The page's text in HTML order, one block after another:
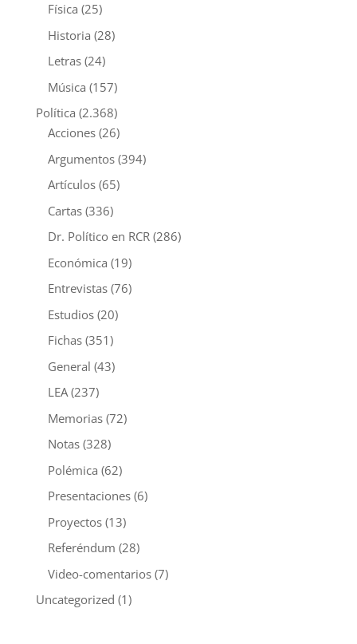
Física (25)
Historia (28)
Letras(24)
Música (157)
Política (2.368)
Acciones(26)
Argumentos(394)
Artículos(65)
Cartas(336)
Dr. Político en RCR(286)
Económica (19)
Entrevistas(76)
Estudios(20)
Fichas(351)
General (43)
LEA(237)
Memorias(72)
Notas(328)
Polémica (62)
Presentaciones(6)
Proyectos(13)
Referéndum (28)
Video-comentarios(7)
Uncategorized (1)